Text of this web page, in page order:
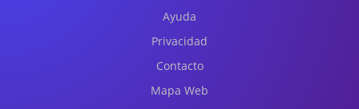
Ayuda
Privacidad
Contacto
Mapa Web